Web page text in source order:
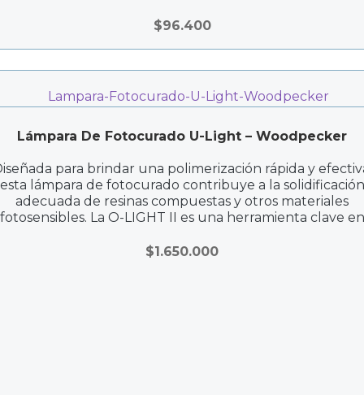
$96.400
Lámpara De Fotocurado U-Light – Woodpecker
para brindar una polimerización rápida y
esta lámpara de fotocurado contribuye a la solidificación
adecuada de resinas compuestas y otros materiales
fotosensibles. La O-LIGHT II es una herramienta clave en
duraderos y estéticos.
$1.650.000